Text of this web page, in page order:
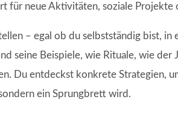
für neue Aktivitäten, soziale
– egal ob du selbstständig bist,
seine Beispiele, wie Rituale, wie
Du entdeckst konkrete Strategien,
ein Sprungbrett wird.